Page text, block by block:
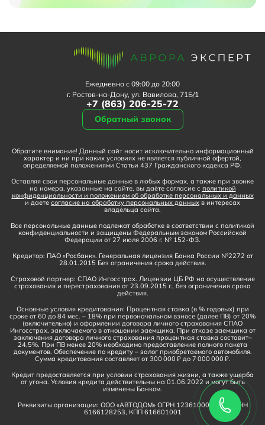
Ежедневно с 09:00 до 20:00
г. Ростов-на-Дону, ул. Вавилова, 71Б/1
+7 (863) 206-25-72
Обратный звонок
Обратите внимание! Данный сайт носит исключительно информационный
характер и ни при каких условиях не является публичной офертой,
определяемой положениями Статьи 437 Гражданского кодекса РФ.
Оставляя свои персональные данные в любых формах, а также при звонке
на номера, указанные на сайте, вы даёте согласие с политикой
конфиденциальности и положением об обработке персональных и данных
и даете согласие на обработку персональных данных в интересах
владельца сайта.
Все персональные данные подлежат обработке в соответствии с политикой
конфиденциальности и защищены Федеральным законом Российской
Федерации от 27 июля 2006 г. № 152-ФЗ.
Кредитор: ПАО «Росбанк». Генеральная лицензия Банка России №2272 от
28.01.2015 Без ограничения срока действия.
Страховой партнер: СПАО Ингосстрах. Лицензии ЦБ РФ на осуществление
страхования и перестрахования от 23.09.2015 г., без ограничения срока
действия.
Основные условия кредитования: Процентная ставка (в % годовых) при
сроке от 60 до 84 мес. – 18% при первоначальном взносе (далее ПВ) от 20%
(включительно) и оформлении договора личного страхования СПАО
Ингосстрах, заключаемого в отношении заемщика. При отказе заемщика от
заключения договора личного страхования процентная ставка составит–
24,5%. При ПВ менее 20% необходимо предоставление полного пакета
документов. Обеспечение по кредиту – залог приобретаемого автомобиля.
Сумма кредитования составляет от 300 000 ₽ до 7 000 000 ₽.
Кредит предоставляется при условии страхования жизни, а также ущерба
от угона. Условия кредита действительны на 01.06.2022 и могут быть
изменены Банком.
Реквизиты организации: ООО «АВТОДОМ» ОГРН 1236100016910, ИНН
6166128253, КПП 616601001